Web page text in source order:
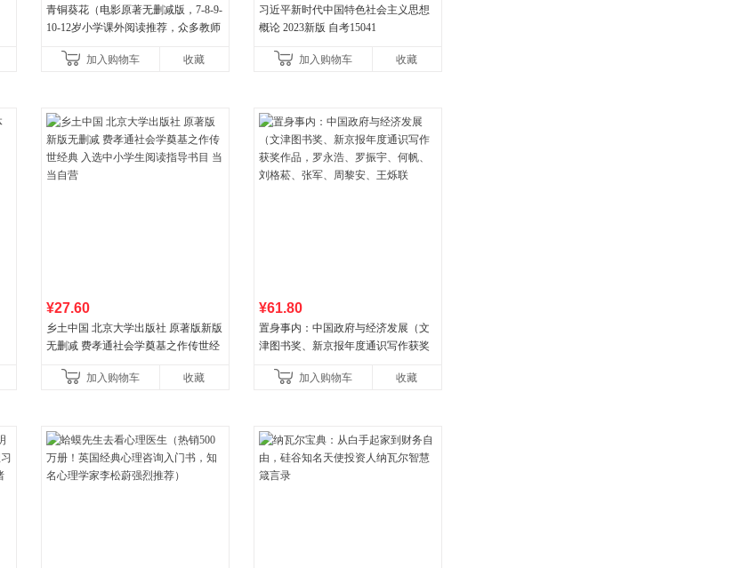
青铜葵花（电影原著无删减版，7-8-9-
10-12岁小学课外阅读推荐，众多教师
加入购物车
收藏
习近平新时代中国特色社会主义思想
概论 2023新版 自考15041
加入购物车 收藏
¥27.60
乡土中国 北京大学出版社 原著版新版
无删减 费孝通社会学奠基之作传世经
加入购物车 收藏
¥61.80
置身事内：中国政府与经济发展（文
津图书奖、新京报年度通识写作获奖
菘、张军、周黎安、王烁联
加入购物车 收藏